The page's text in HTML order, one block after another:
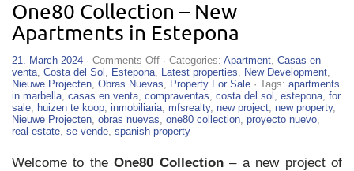
One80 Collection – New
Apartments in Estepona
21. March 2024 · Comments Offon
One80
Collection
–
New
Apartments
in
· Categories: Apartment Casas en
venta Costa del Sol Estepona Latest properties New Development
Nieuwe Projecten Obras Nuevas Property For Sale · Tags: apartments
in marbella casas en venta compraventas costa del sol estepona for
sale
huizen te koop inmobiliaria mfsrealty, new project new property,
Nieuwe Projecten obras nuevas one80 collection proyecto nuevo
real-estate se vende spanish property
Welcome to theOne80 Collection– a new project of